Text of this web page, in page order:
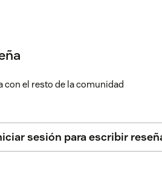
con el resto de la comunidad
sesión para escribir